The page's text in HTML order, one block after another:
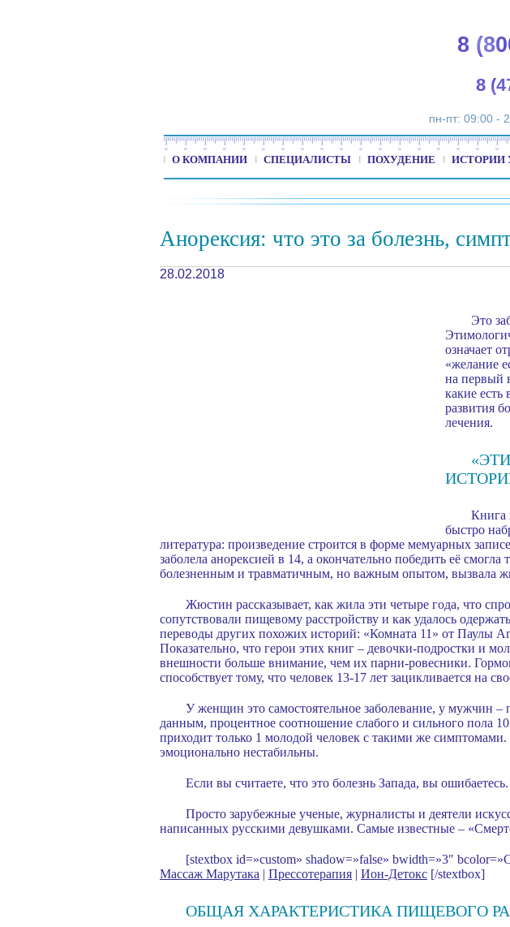
8
8
пн-пт: 09:00 -
О КОМПАНИИ СПЕЦИАЛИСТЫ ПОХУДЕНИЕ ИСТОРИИ
Анорексия: что это за болезнь,
28.02.2018
Это
означает
«желание
на первый
какие
развития
лечения.
Книга
быстро
литература: произведение строится в форме мемуарных
заболела анорексией в 14, а окончательно победить её
болезненным и травматичным, но важным опытом, вызвала
Жюстин рассказывает, как жила эти четыре года, что
сопутствовали пищевому расстройству и как удалось
переводы других похожих историй: «Комната 11» от Паулы
Показательно, что герои этих книг – девочки-подростки и
внешности больше внимание, чем их парни-ровесники.
способствует тому, что человек 13-17 лет зацикливается на
У женщин это самостоятельное заболевание, у мужчин –
данным, процентное соотношение слабого и сильного пола
приходит только 1 молодой человек с такими же
эмоционально нестабильны.
Если вы считаете, что это болезнь Запада, вы ошибаетесь.
Просто зарубежные ученые, журналисты и деятели
написанных русскими девушками. Самые известные –
[stextbox id=»custom» shadow=»false» bwidth=»3″
Массаж Марутака | Прессотерапия | Ион-Детокс [/stextbox]
ОБЩАЯ ХАРАКТЕРИСТИКА ПИЩЕВОГО